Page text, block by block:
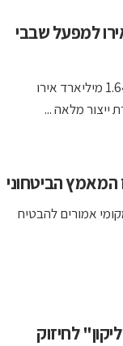
מאשרת: 450 מיליון אירו למפעל שבבי
צ’כיה תממן מענק ישיר כחלק מהשקעה כוללת של 1.64 מיליארד אירו
ייצור מלאה ...
הביטחוני
אמורים להבטיח
לחיזוק